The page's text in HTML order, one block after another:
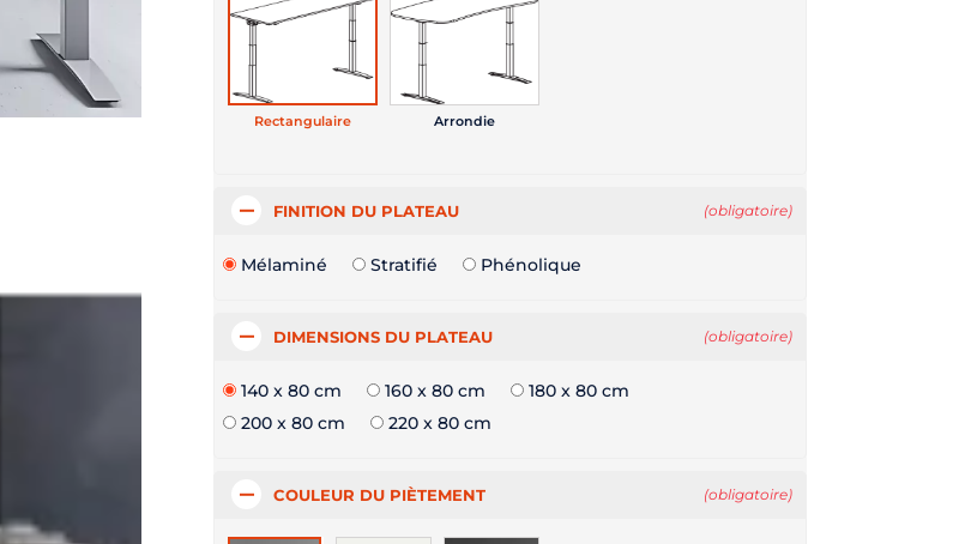
Rectangulaire Arrondie
FINITION DU PLATEAU (obligatoire)
Mélaminé Stratifié Phénolique
DIMENSIONS DU PLATEAU (obligatoire)
140 x 80 cm 160 x 80 cm
180 x 80 cm
200 x 80 cm
220 x 80 cm
COULEUR DU PIÈTEMENT (obligatoire)